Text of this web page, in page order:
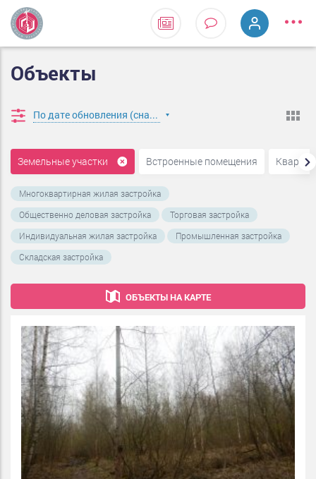
Объекты
По дате обновления (сначала новые)
Земельные участки Встроенные помещения
Многоквартирная жилая застройка
Общественно деловая застройка
Торговая застройка
Индивидуальная жилая застройка
Промышленная застройка
Складская застройка
ОБЪЕКТЫ НА КАРТЕ